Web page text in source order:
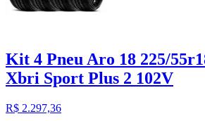
Kit 4 Pneu Aro 18 225/
Xbri Sport Plus 2 102V
R$ 2.297,36